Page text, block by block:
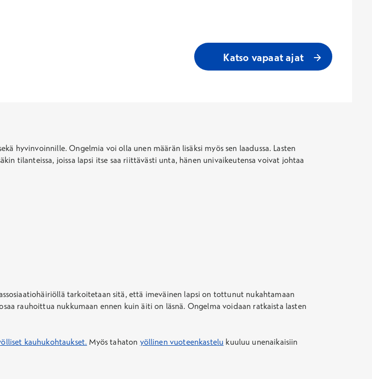
Katso vapaat ajat
hyvinvoinnille. Ongelmia voi olla unen määrän lisäksi myös sen laadussa. Lasten
tilanteissa, joissa lapsi itse saa riittävästi unta, hänen univaikeutensa voivat johtaa
tarkoitetaan sitä, että imeväinen lapsi on tottunut nukahtamaan
rauhoittua nukkumaan ennen kuin äiti on läsnä. Ongelma voidaan ratkaista lasten
kauhukohtaukset. Myös tahaton yöllinen vuoteenkastelu kuuluu unenaikaisiin